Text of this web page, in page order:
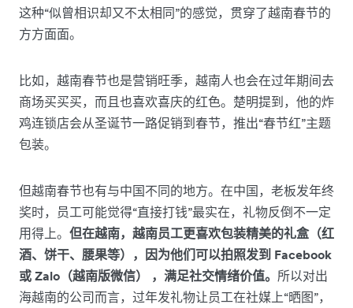
这种“似曾相识却又不太相同”的感觉，贯穿了越南春节的
方方面面。
比如，越南春节也是营销旺季，越南人也会在过年期间去
商场买买买，而且也喜欢喜庆的红色。楚明提到，他的炸
鸡连锁店会从圣诞节一路促销到春节，推出“春节红”主题
包装。
但越南春节也有与中国不同的地方。在中国，老板发年终
奖时，员工可能觉得“直接打钱”最实在，礼物反倒不一定
用得上。 但在越南，越南员工更喜欢包装精美的礼盒（红
酒、饼干、腰果等），因为他们可以拍照发到 Facebook
或 Zalo（越南版微信） ，满足社交情绪价值。 所以对出
海越南的公司而言，过年发礼物让员工在社媒上“晒图”，